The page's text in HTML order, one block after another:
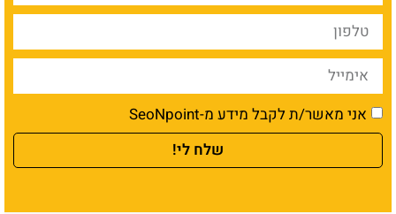
אני מאשר/ת לקבל מידע מ-SeoNpoint
שלח לי!